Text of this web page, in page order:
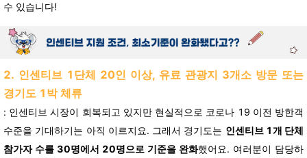
수 있습니다!
2. 인센티브 1단체 20인 이상, 유료 관광지 3개소 방문 또는
경기도 1박 체류
: 인센티브 시장이 회복되고 있지만 현실적으로 코로나 19 이전 방한객
수준을 기대하기는 아직 이르지요. 그래서 경기도는 인센티브 1개 단체
참가자 수를 30명에서 20명으로 기준을 완화했어요. 여러분이 담당하